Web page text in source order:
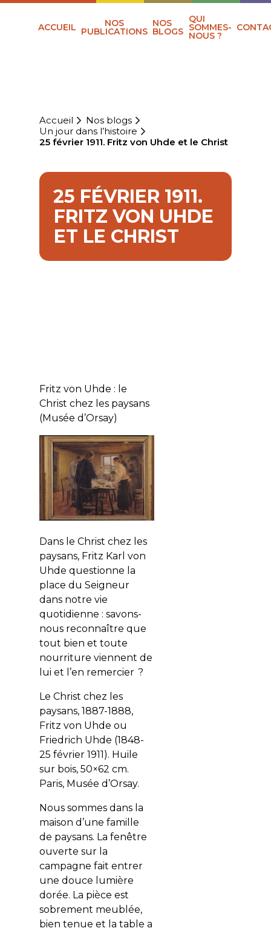
ACCUEIL NOS
PUBLICATIONS
NOS
BLOGS
QUI
SOMMES-
NOUS ?
Accueil
Nos blogs
Un jour dans l’histoire
25 février 1911. Fritz von Uhde et le Christ
25 FÉVRIER 1911.
FRITZ VON UHDE
ET LE CHRIST
Fritz von Uhde : le
Christ chez les paysans
(Musée d’Orsay)
Dans le Christ chez les
paysans, Fritz Karl von
Uhde questionne la
place du Seigneur
dans notre vie
quotidienne : savons-
nous reconnaître que
tout bien et toute
nourriture viennent de
lui et l’en remercier ?
Le Christ chez les
paysans, 1887-1888,
Fritz von Uhde ou
Friedrich Uhde (1848-
25 février 1911). Huile
sur bois, 50×62 cm.
Paris, Musée d’Orsay.
Nous sommes dans la
maison d’une famille
de paysans. La fenêtre
ouverte sur la
campagne fait entrer
une douce lumière
dorée. La pièce est
sobrement meublée,
bien tenue et la table a